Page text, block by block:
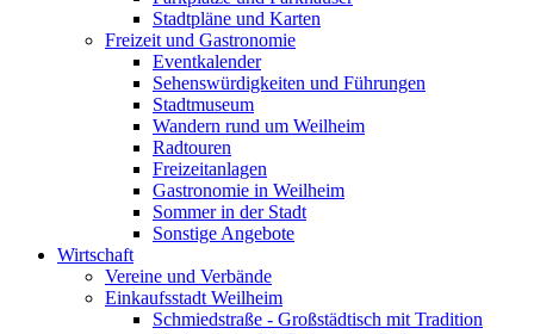
Stadtpläne und Karten
Freizeit und Gastronomie
Eventkalender
Sehenswürdigkeiten und Führungen
Stadtmuseum
Wandern rund um Weilheim
Radtouren
Freizeitanlagen
Gastronomie in Weilheim
Sommer in der Stadt
Sonstige Angebote
Wirtschaft
Vereine und Verbände
Einkaufsstadt Weilheim
Schmiedstraße - Großstädtisch mit Tradition